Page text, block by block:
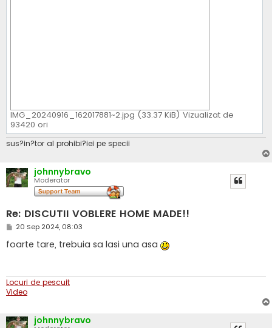
IMG_20240916_162017881~2.jpg (33.37 KiB) Vizualizat de
93420 ori
sus?in?tor al prohibi?iei pe specii
johnnybravo
Moderator
Re: DISCUTII VOBLERE HOME MADE!!
M
s
a
20 Sep 2024, 08:03
foarte tare, trebuia sa lasi una asa
Locuri de pescuit
Video
johnnybravo